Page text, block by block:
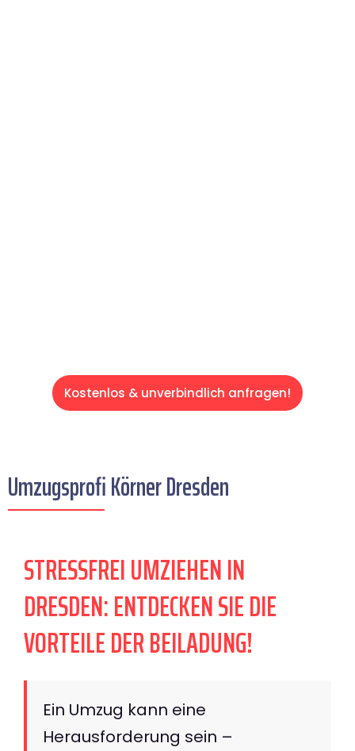
Kostenlos & unverbindlich anfragen!
Umzugsprofi Körner Dresden
STRESSFREI UMZIEHEN IN
DRESDEN: ENTDECKEN SIE DIE
VORTEILE DER BEILADUNG!
Ein Umzug kann eine
Herausforderung sein –